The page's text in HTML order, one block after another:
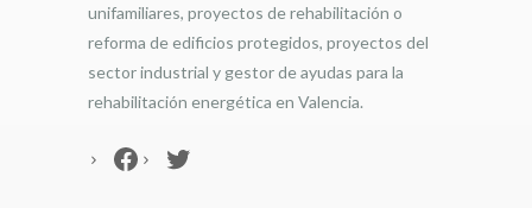
unifamiliares, proyectos de rehabilitación o
reforma de edificios protegidos, proyectos del
sector industrial y gestor de ayudas para la
rehabilitación energética en Valencia.
Facebook
Twitter